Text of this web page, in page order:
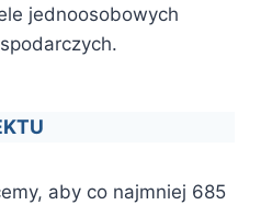
jednoosobowych
aby co najmniej 685